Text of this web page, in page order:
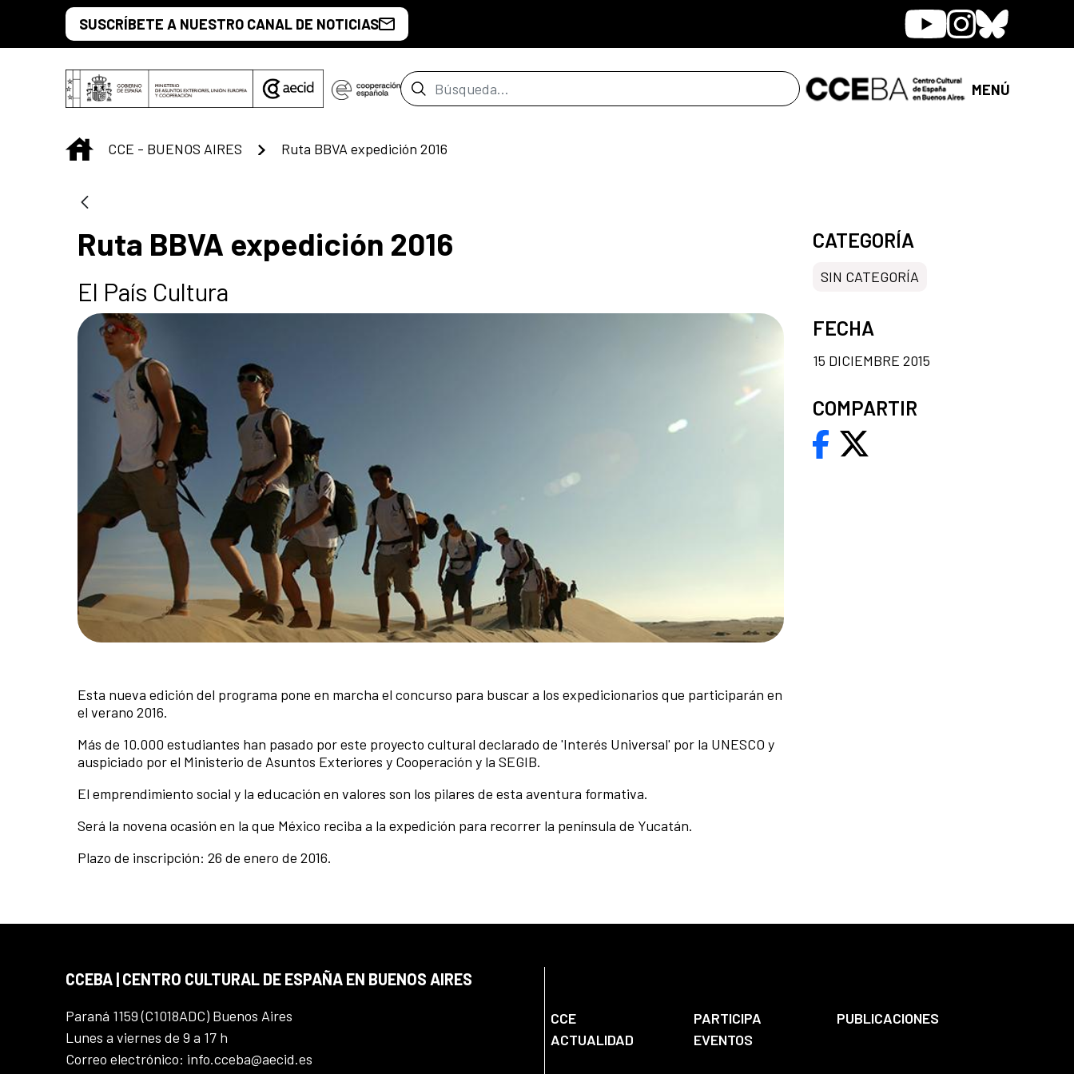
Saltar al contenido principal
SUSCRÍBETE A NUESTRO CANAL DE NOTICIAS YoutubeInstagram
Bluesky
Barra de búsqueda MENÚ
INICIO
CCE - BUENOS AIRES Ruta BBVA expedición 2016
Ruta BBVA expedición 2016
El País Cultura
Esta nueva edición del programa pone en marcha el concurso para buscar a los expedicionarios que participarán en
el verano 2016.
Más de 10.000 estudiantes han pasado por este proyecto cultural declarado de 'Interés Universal' por la UNESCO y
auspiciado por el Ministerio de Asuntos Exteriores y Cooperación y la SEGIB.
El emprendimiento social y la educación en valores son los pilares de esta aventura formativa.
Será la novena ocasión en la que México reciba a la expedición para recorrer la península de Yucatán.
Plazo de inscripción: 26 de enero de 2016.
CATEGORÍA
SIN CATEGORÍA
FECHA
15 DICIEMBRE 2015
COMPARTIR
CCEBA | CENTRO CULTURAL DE ESPAÑA EN BUENOS AIRES
Paraná 1159 (C1018ADC) Buenos Aires
Lunes a viernes de 9 a 17 h
Correo electrónico: info.cceba@aecid.es
CCE PARTICIPA
PUBLICACIONES
ACTUALIDAD
EVENTOS